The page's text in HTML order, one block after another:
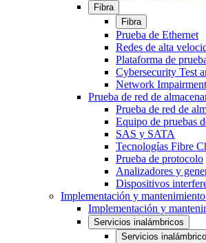
Fibra
Fibra
Prueba de Ethernet
Redes de alta
Plataforma de
Cybersecurity Test
Network
Prueba de red de
Prueba de red de
Equipo de pruebas
SAS y SATA
Tecnologías Fibre
Prueba de protocolo
Analizadores y
Dispositivos
Implementación y
Implementación y
Servicios inalámbricos
Servicios